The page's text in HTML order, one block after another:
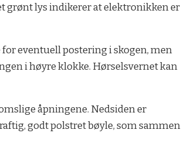
grønt lys indikerer at elektronikken er
eventuell postering i skogen, men
i høyre klokke. Hørselsvernet kan
åpningene. Nedsiden er
godt polstret bøyle, som sammen